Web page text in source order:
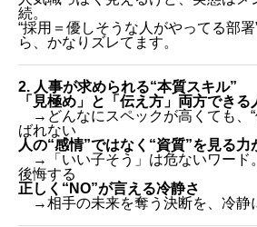
続。
“採用＝優しそうな人がやってる部
ら、かなりズレてます。
2. 人事が求められる“本質スキル”
「見極め」と「伝え方」両方できる
→どんなにスペックが高くても、“
ばれない
人の“感情”ではなく“資質”を見る力
→「いい子そう」は危ないワード
後悔する
正しく“NO”が言える冷静さ
→相手の未来を奪う決断を、冷静